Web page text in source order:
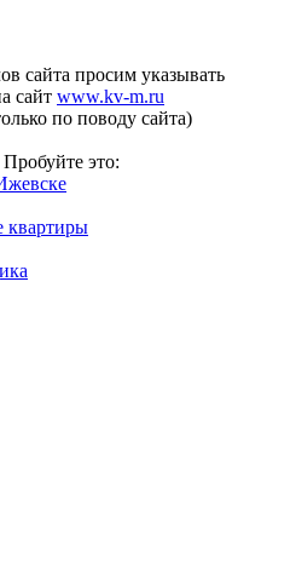
сайта просим указывать
сайт www.kv-m.ru
по поводу сайта)
это:
квартиры